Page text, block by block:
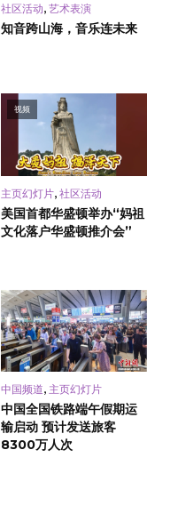
社区活动 艺术表演
知音跨山海，音乐连未来
视频
主页幻灯片 社区活动
美国首都华盛顿举办“妈祖
文化落户华盛顿推介会”
中国频道, 主页幻灯片
中国全国铁路端午假期运
输启动 预计发送旅客
8300万人次